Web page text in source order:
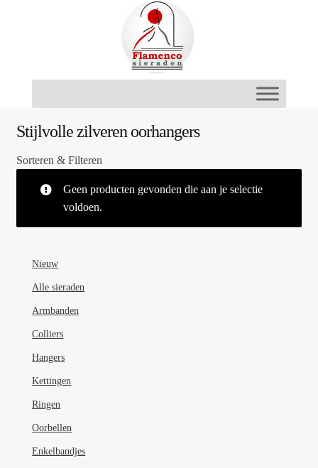
Stijlvolle zilveren oorhangers
Sorteren & Filteren
Geen producten gevonden die aan je selectie
voldoen.
Nieuw
Alle sieraden
Armbanden
Colliers
Hangers
Kettingen
Ringen
Oorbellen
Enkelbandjes